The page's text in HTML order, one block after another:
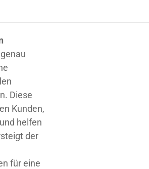
Diese
Kunden,
helfen
der
für eine